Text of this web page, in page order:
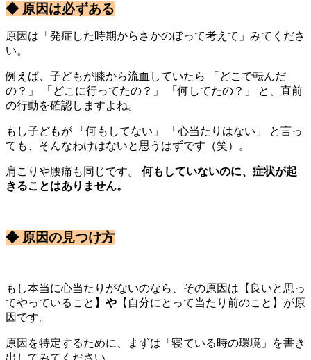
◆ 原因は必ずある
原因は「発症した時期からさかのぼって考えて」みてくださ
い。
例えば、子どもが膝から流血していたら 「どこで転んだ
の？」 「どこに行ってたの？」 「何してたの？」 と、直前
の行動を確認しますよね。
もし子どもが 「何もしてない」 「心当たりはない」 と言っ
ても、そんなわけはないと思うはずです（笑）。
肩こりや腰痛も同じです。 何もしていないのに、症状が起
きることはありません。
◆ 原因の見つけ方
もし本当に心当たりがないのなら、その原因は【良いと思っ
てやっていること】 や 【自分にとって当たり前のこと】が原
因です。
原因を特定するために、まずは「寝ている時の環境」を書き
出してみてください。